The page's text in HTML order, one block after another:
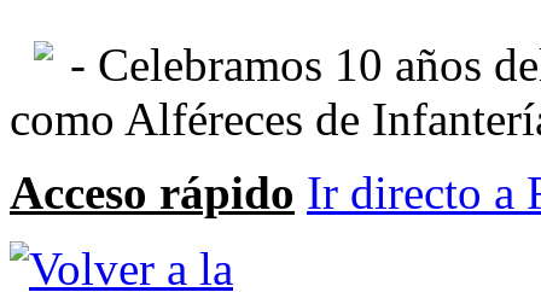
- Celebramos 10 años
como Alféreces de
Acceso rápido Ir directo a